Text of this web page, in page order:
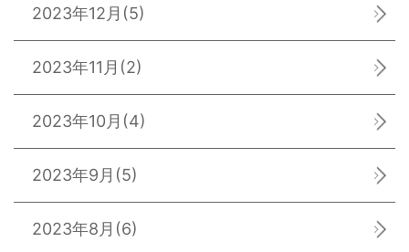
2023年12月 (5)
2023年11月 (2)
2023年10月 (4)
2023年9月 (5)
2023年8月 (6)